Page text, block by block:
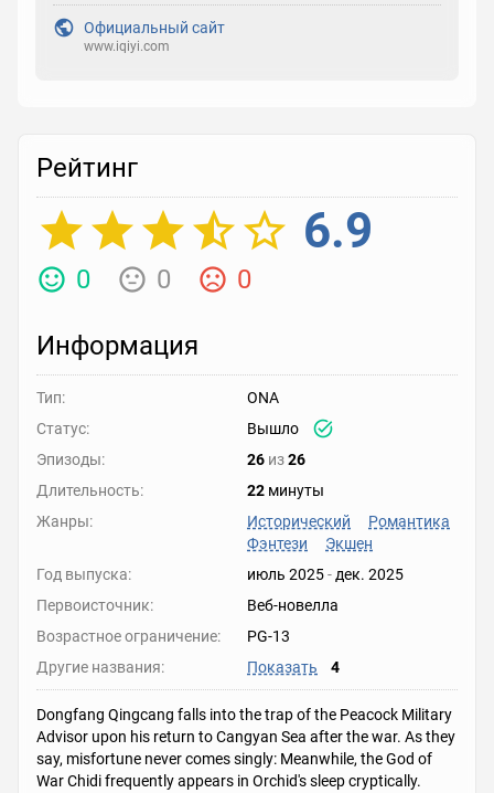
Официальный сайт
www.iqiyi.com
Рейтинг
6.9
0 0 0
Информация
Тип:
ONA
Статус:
Вышло
Эпизоды:
26 из26
Длительность:
22 минуты
Жанры:
Исторический
Романтика
Фэнтези
Экшен
Год выпуска:
июль 2025- дек. 2025
Первоисточник:
Веб-новелла
Возрастное ограничение:
PG-13
Другие названия:
Показать 4
Dongfang Qingcang falls into the trap of the Peacock Military
Advisor upon his return to Cangyan Sea after the war. As they
say, misfortune never comes singly: Meanwhile, the God of
War Chidi frequently appears in Orchid's sleep cryptically.